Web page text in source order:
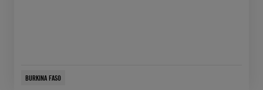
BURKINA FASO